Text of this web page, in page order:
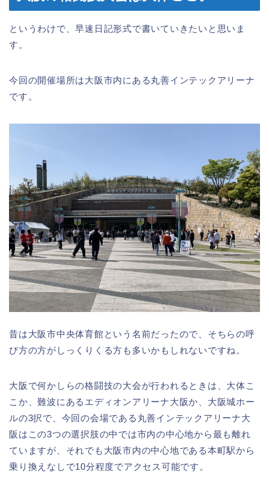
というわけで、早速日記形式で書いていきたいと思いま
す。
今回の開催場所は大阪市内にある丸善インテックアリーナ
です。
昔は大阪市中央体育館という名前だったので、そちらの呼
び方の方がしっくりくる方も多いかもしれないですね。
大阪で何かしらの格闘技の大会が行われるときは、大体こ
こか、難波にあるエディオンアリーナ大阪か、大阪城ホー
ルの3択で、今回の会場である丸善インテックアリーナ大
阪はこの3つの選択肢の中では市内の中心地から最も離れ
ていますが、それでも大阪市内の中心地である本町駅から
乗り換えなしで10分程度でアクセス可能です。